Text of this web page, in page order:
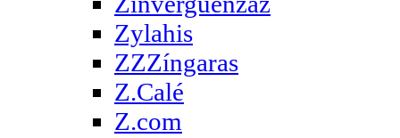
Zylahis
ZZZíngaras
Z.Calé
Z.com